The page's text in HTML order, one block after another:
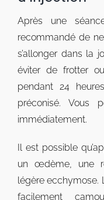
Après une
recommandé de
s’allonger dans la
éviter de frotter
pendant 24
préconisé. Vous
immédiatement.
Il est possible
un œdème, une
légère ecchymose.
facilement